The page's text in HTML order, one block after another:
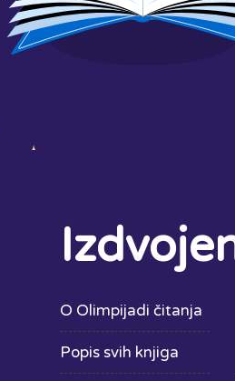
O Olimpijadi čitanja
Popis svih knjiga